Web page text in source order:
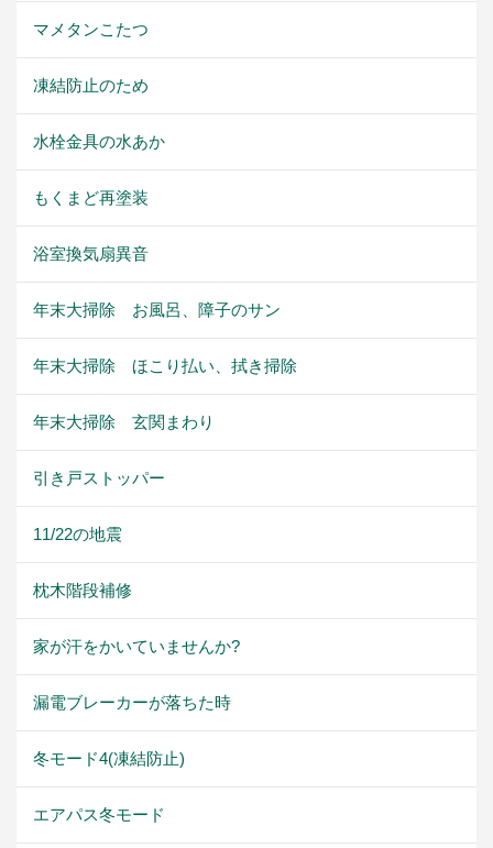
マメタンこたつ
凍結防止のため
水栓金具の水あか
もくまど再塗装
浴室換気扇異音
年末大掃除 お風呂、障子のサン
年末大掃除 ほこり払い、拭き掃除
年末大掃除 玄関まわり
引き戸ストッパー
11/22の地震
枕木階段補修
家が汗をかいていませんか?
漏電ブレーカーが落ちた時
冬モード4(凍結防止)
エアパス冬モード